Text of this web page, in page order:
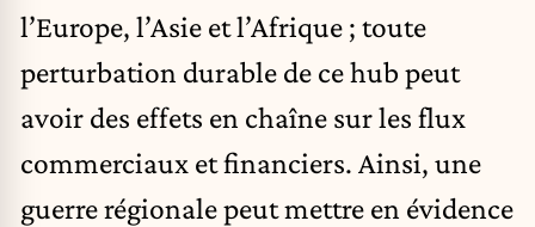
l’Europe, l’Asie et l’Afrique ; toute
perturbation durable de ce hub peut
avoir des effets en chaîne sur les flux
commerciaux et financiers. Ainsi, une
guerre régionale peut mettre en évidence